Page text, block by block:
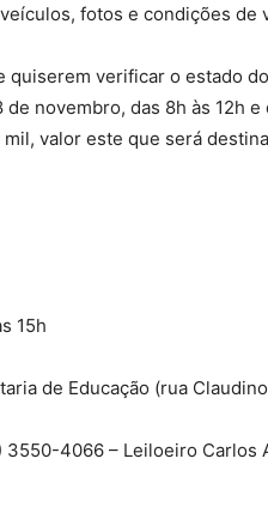
fotos e condições de
quiserem verificar o estado
novembro, das 8h às 12h
valor este que será
15h
de Educação (rua
3550-4066 – Leiloeiro Carlos